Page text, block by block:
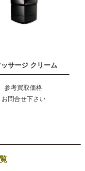
サージ クリーム
参考買取価格
お問合せ下さい